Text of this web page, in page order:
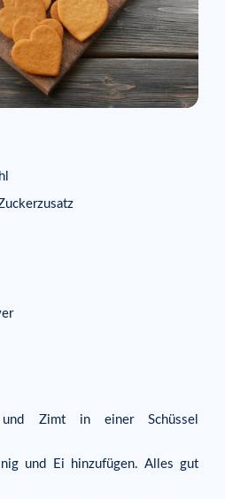
und Zimt in einer Schüssel
und Ei hinzufügen. Alles gut